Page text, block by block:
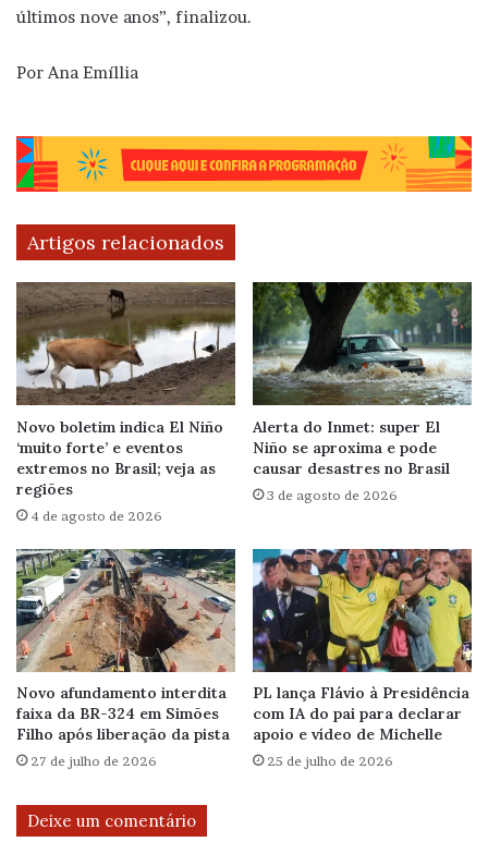
últimos nove anos”, finalizou.
Por Ana Emíllia
Artigos relacionados
Novo boletim indica El Niño
‘muito forte’ e eventos
extremos no Brasil; veja as
regiões
4 de agosto de 2026
Alerta do Inmet: super El
Niño se aproxima e pode
causar desastres no Brasil
3 de agosto de 2026
Novo afundamento interdita
faixa da BR-324 em Simões
Filho após liberação da pista
27 de julho de 2026
PL lança Flávio à Presidência
com IA do pai para declarar
apoio e vídeo de Michelle
25 de julho de 2026
Deixe um comentário